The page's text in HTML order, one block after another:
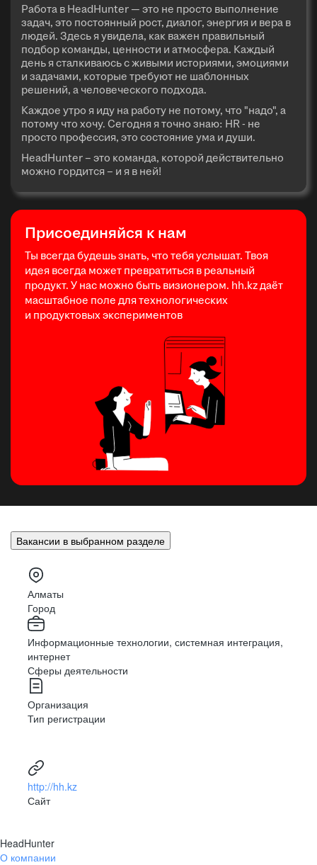
Работа в HeadHunter — это не просто выполнение
задач, это постоянный рост, диалог, энергия и вера в
людей. Здесь я увидела, как важен правильный
подбор команды, ценности и атмосфера. Каждый
день я сталкиваюсь с живыми историями, эмоциями
и задачами, которые требуют не шаблонных
решений, а человеческого подхода.
Каждое утро я иду на работу не потому, что "надо", а
потому что хочу. Сегодня я точно знаю: HR - не
просто профессия, это состояние ума и души.
HeadHunter – это команда, которой действительно
можно гордится – и я в ней!
Присоединяйся к нам
Ты всегда будешь знать, что тебя услышат. Твоя
идея всегда может превратиться в реальный
продукт. У нас можно быть визионером. hh.kz даёт
масштабное поле для технологических
и продуктовых экспериментов
Вакансии в выбранном разделе
Алматы
Город
Информационные технологии, системная интеграция,
интернет
Сферы деятельности
Организация
Тип регистрации
http://hh.kz
Сайт
HeadHunter
О компании